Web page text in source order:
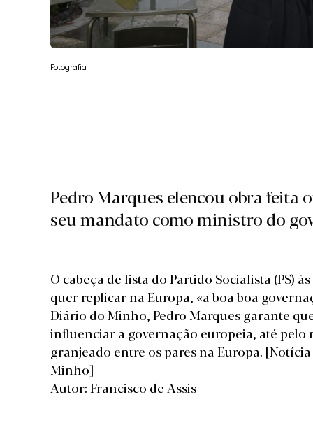
Fotografia
Pedro Marques elencou obra feita
seu mandato como ministro do
O cabeça de lista do Partido Socialista (PS)
quer replicar na Europa, «a boa boa
Diário do Minho, Pedro Marques garante
influenciar a governação europeia, até pelo
granjeado entre os pares na Europa.
Minho]
Autor: Francisco de Assis